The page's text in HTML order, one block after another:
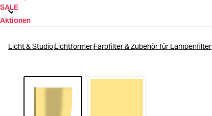
Second Hand
SALE
SALE
Aktionen
Licht & StudioLichtformerFarbfilter & Zubehör für Lampenfilter